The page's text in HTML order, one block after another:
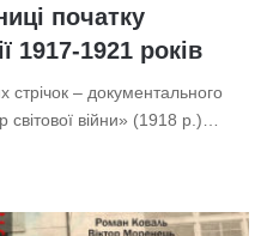
початку
1917-1921 років
стрічок – документального
війни» (1918 р.)…